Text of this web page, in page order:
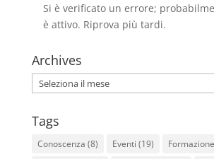
Si è verificato un errore;
è attivo. Riprova più tardi.
Archives
Archives
Tags
Conoscenza (8) Eventi (19) Formazione